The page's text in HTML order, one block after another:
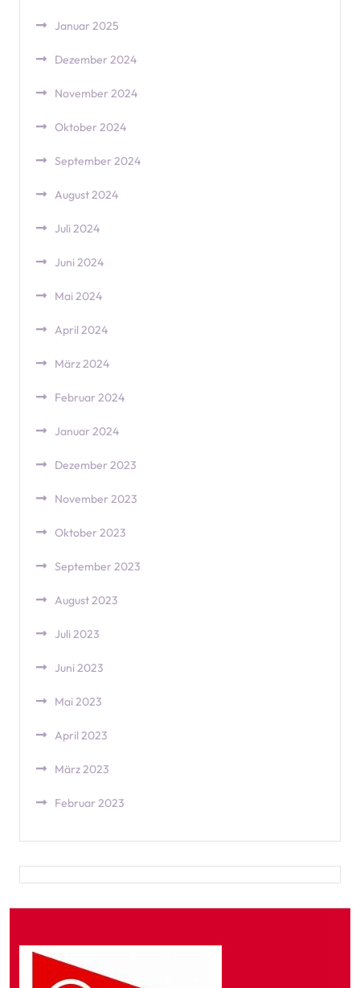
Januar 2025
Dezember 2024
November 2024
Oktober 2024
September 2024
August 2024
Juli 2024
Juni 2024
Mai 2024
April 2024
März 2024
Februar 2024
Januar 2024
Dezember 2023
November 2023
Oktober 2023
September 2023
August 2023
Juli 2023
Juni 2023
Mai 2023
April 2023
März 2023
Februar 2023